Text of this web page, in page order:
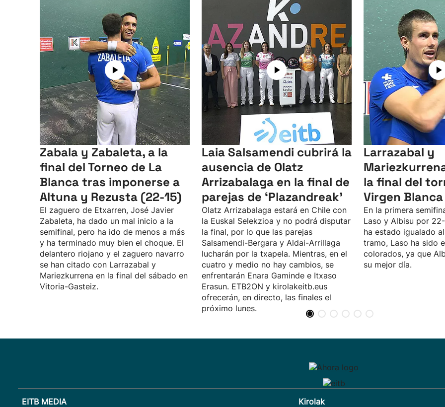
Zabala y Zabaleta, a la
final del Torneo de La
Blanca tras imponerse a
Altuna y Rezusta (22-15)
El zaguero de Etxarren, José Javier
Zabaleta, ha dado un mal inicio a la
semifinal, pero ha ido de menos a más
y ha terminado muy bien el choque. El
delantero riojano y el zaguero navarro
se han citado con Larrazabal y
Mariezkurrena en la final del sábado en
Vitoria-Gasteiz.
Laia Salsamendi cubrirá la
ausencia de Olatz
Arrizabalaga en la final de
parejas de ‘Plazandreak'
Olatz Arrizabalaga estará en Chile con
la Euskal Selekzioa y no podrá disputar
la final, por lo que las parejas
Salsamendi-Bergara y Aldai-Arrillaga
lucharán por la txapela. Mientras, en el
cuatro y medio no hay cambios, se
enfrentarán Enara Gaminde e Itxaso
Erasun. ETB2ON y kirolakeitb.eus
ofrecerán, en directo, las finales el
próximo lunes.
Larrazabal y
la final del
Virgen Blanca
En la primera
Laso y Albisu por
ha estado igualado
tramo, Laso ha sido
colorados, ya que
su mejor día.
EITB MEDIA Kirolak